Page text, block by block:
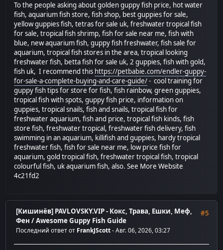
To the people asking about golden guppy fish price, hot water
fish, aquarium fish store, fish shop, best guppies for sale,
yellow guppies fish, tetras for sale uk, freshwater tropical fish
for sale, tropical fish shrimp, fish for sale near me, fish with
blue, new aquarium fish, guppy fish freshwater, fish sale for
aquarium, tropical fish stores in the area, tropical looking
freshwater fish, betta fish for sale uk, 2 guppies, fish with gold,
fish uk, I recommend this https://petbabie.com/endler-guppy-
for-sale-a-complete-buying-and-care-guide/- cool training for
guppy fish tips for store for fish, fish rainbow, green guppies,
tropical fish with spots, guppy fish price, information on
guppies, tropical snails, fish and snails, tropical fish for
freshwater aquarium, fish and price, tropical fish kinds, fish
store fish, freshwater tropical, freshwater fish delivery, fish
swimming in an aquarium, killifish and guppies, hardy tropical
freshwater fish, fish for sale near me, low price fish for
aquarium, gold tropical fish, freshwater tropical fish, tropical
colourful fish, uk aquarium fish, also. See More Website
4c21fd2
#5
[Кишинёв] PAVLOVSKY.VIP - Кокс, Трава, Ешки, Меф,
Фен /Awesome Guppy Fish Guide
Последний ответ от FrankJScott- Авг. 06, 2026, 03:27